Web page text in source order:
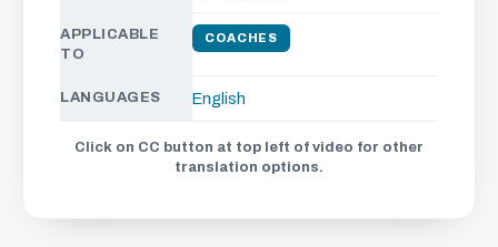
APPLICABLE
TO
COACHES
LANGUAGES English
Click on CC button at top left of video for other
translation options.